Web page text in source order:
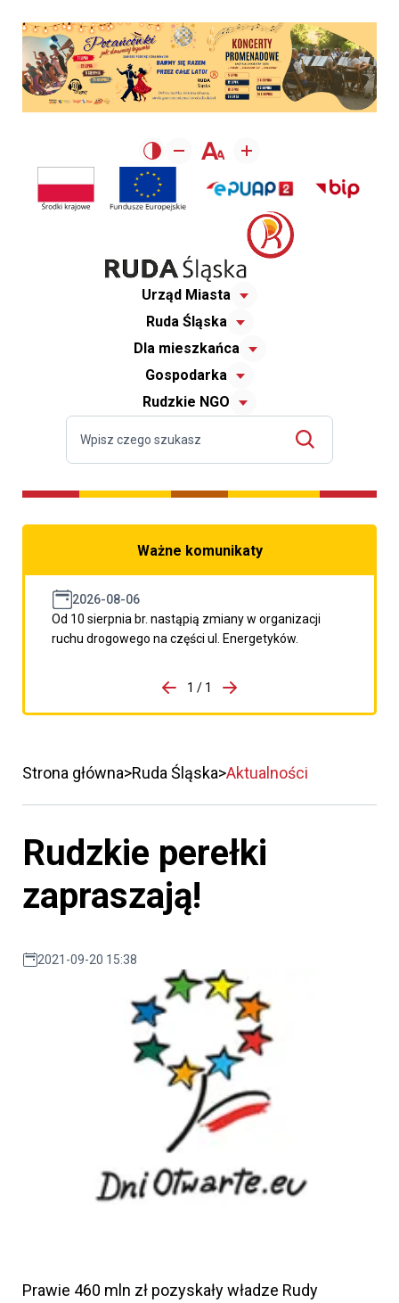
Urząd Miasta
Ruda Śląska
Dla mieszkańca
Gospodarka
Rudzkie NGO
Ważne komunikaty
2026-08-06
Od 10 sierpnia br. nastąpią zmiany w organizacji
ruchu drogowego na części ul. Energetyków.
porzpedniego komunikatu
1 / 1
Przejdź do następnego
Strona główna Ruda Śląska Aktualności
Rudzkie perełki
zapraszają!
2021-09-20 15:38
Prawie 460 mln zł pozyskały władze Rudy